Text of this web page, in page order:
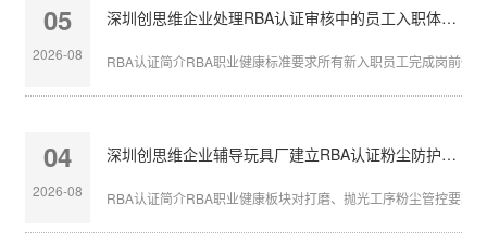
05
2026-08
深圳创思维企业处理RBA认证审核中的员工入职体检缺失
RBA认证简介RBA职业健康标准要求所有新入职员工完成岗前体
04
2026-08
深圳创思维企业辅导玩具厂建立RBA认证粉尘防护体系
RBA认证简介RBA职业健康板块对打磨、抛光工序粉尘管控要求